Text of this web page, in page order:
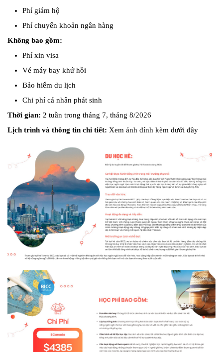
Phí giám hộ
Phí chuyển khoản ngân hàng
Không bao gồm:
Phí xin visa
Vé máy bay khứ hồi
Bảo hiểm du lịch
Chi phí cá nhân phát sinh
Thời gian: 2 tuần trong tháng 7, tháng 8/2026
Lịch trình và thông tin chi tiết: Xem ảnh đính kèm dưới đây